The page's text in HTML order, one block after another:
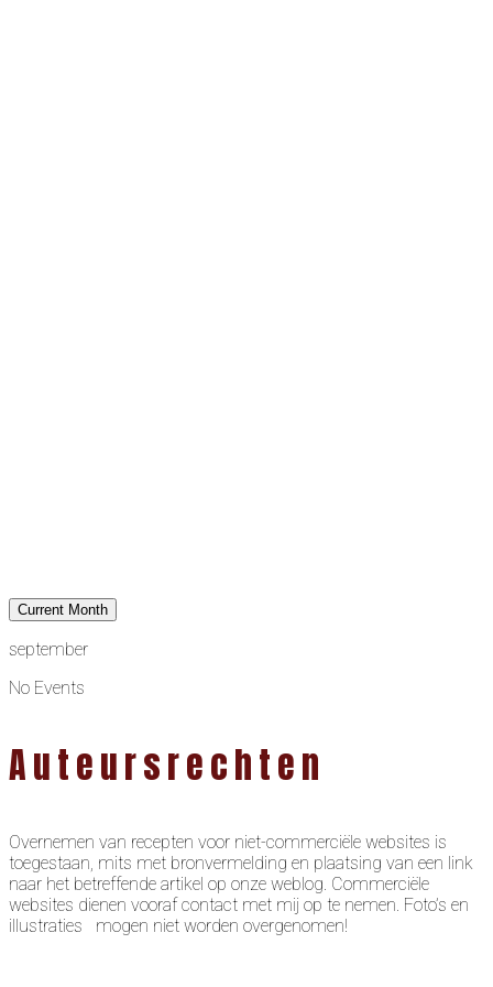
Current Month
september
No Events
Auteursrechten
Overnemen van recepten voor niet-commerciële websites is
toegestaan, mits met bronvermelding en plaatsing van een link
naar het betreffende artikel op onze weblog. Commerciële
websites dienen vooraf contact met mij op te nemen. Foto’s en
illustraties mogen niet worden overgenomen!